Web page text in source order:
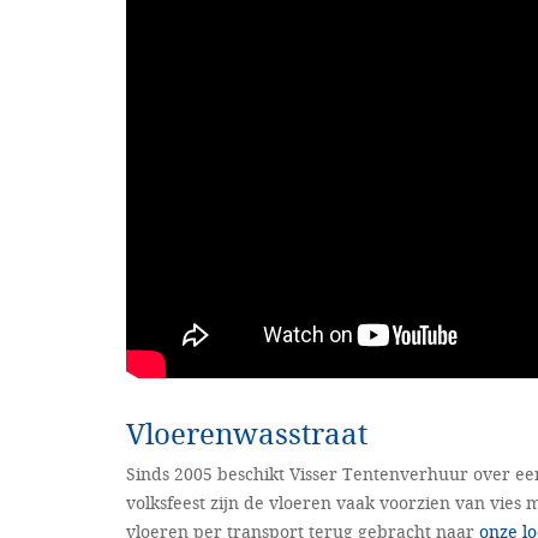
Vloerenwasstraat
Sinds 2005 beschikt Visser Tentenverhuur over
volksfeest zijn de vloeren vaak voorzien van
vloeren per transport terug gebracht naar onze